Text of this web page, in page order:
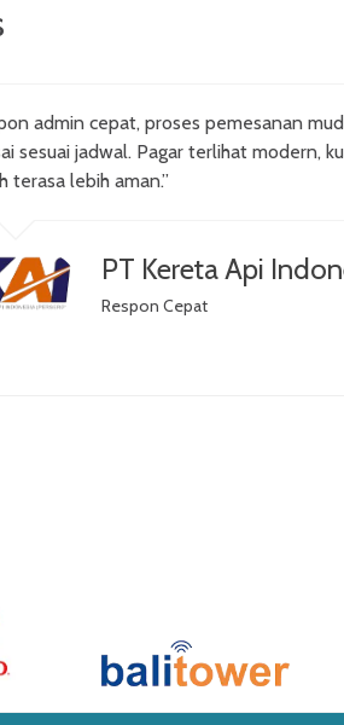
admin cepat, proses pemesanan
sesuai jadwal. Pagar terlihat modern,
terasa lebih aman.”
PT Kereta Api
Respon Cepat